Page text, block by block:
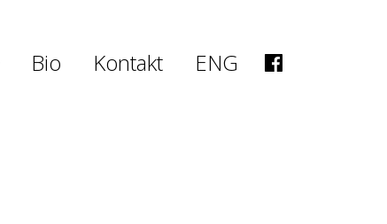
Bio Kontakt ENG